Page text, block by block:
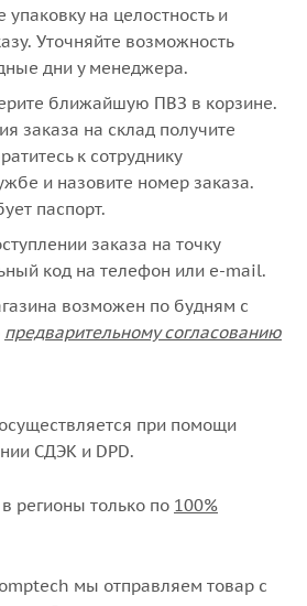
на целостность и
Уточняйте возможность
дни у менеджера.
ближайшую ПВЗ в корзине.
заказа на склад получите
к сотруднику
и назовите номер заказа.
паспорт.
заказа на точку
код на телефон или e-mail.
возможен по будням с
предварительному согласованию
при помощи
СДЭК и DPD.
регионы только по 100%
мы отправляем товар с